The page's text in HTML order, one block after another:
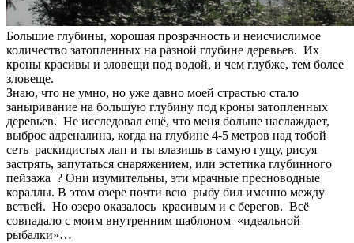
Большие глубины, хорошая прозрачность и неисчислимое
количество затопленных на разной глубине деревьев. Их
кроны красивы и зловещи под водой, и чем глубже, тем более
зловеще.
Знаю, что не умно, но уже давно моей страстью стало
заныривание на большую глубину под кроны затопленных
деревьев. Не исследовал ещё, что меня больше наслаждает,
выброс адреналина, когда на глубине 4-5 метров над тобой
сеть раскидистых лап и ты влазишь в самую гущу, рисуя
застрять, запутаться снаряжением, или эстетика глубинного
пейзажа ? Они изумительны, эти мрачные пресноводные
кораллы. В этом озере почти всю рыбу бил именно между
ветвей. Но озеро оказалось красивым и с берегов. Всё
совпадало с моим внутренним шаблоном «идеальной
рыбалки»…